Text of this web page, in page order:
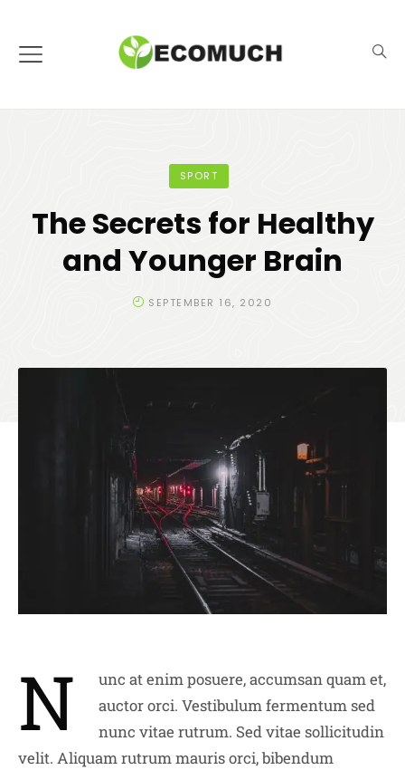
SPORT
The Secrets for Healthy
and Younger Brain
SEPTEMBER 16, 2020
N
unc at enim posuere, accumsan quam et,
auctor orci. Vestibulum fermentum sed
nunc vitae rutrum. Sed vitae sollicitudin
velit. Aliquam rutrum mauris orci, bibendum